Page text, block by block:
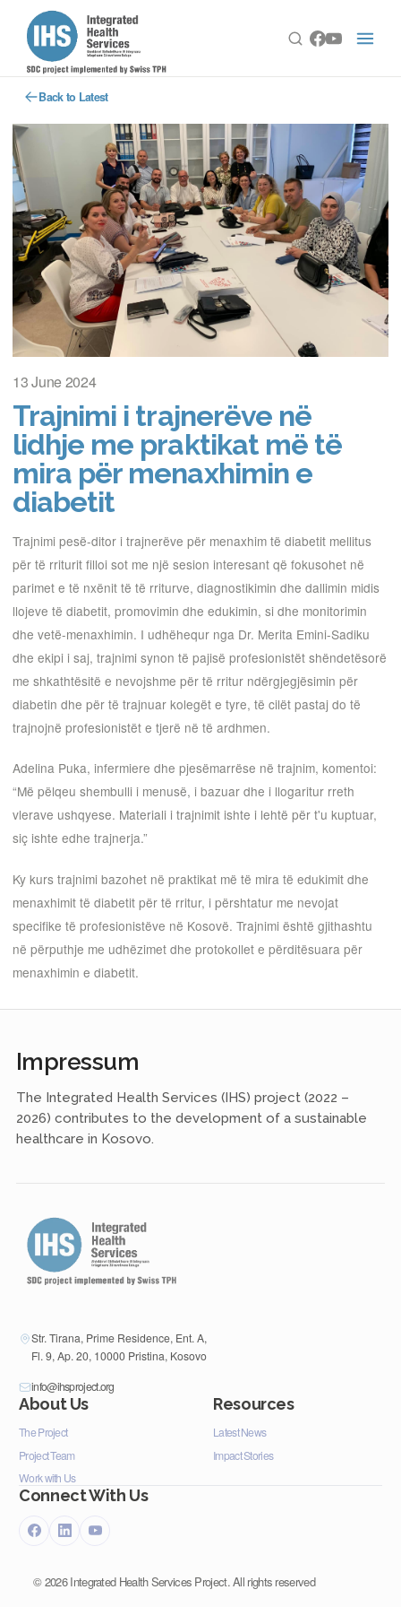
Back to Latest
13 June 2024
Trajnimi i trajnerëve në
lidhje me praktikat më të
mira për menaxhimin e
diabetit
Trajnimi pesë-ditor i trajnerëve për menaxhim të diabetit mellitus
për të rriturit filloi sot me një sesion interesant që fokusohet në
parimet e të nxënit të të rriturve, diagnostikimin dhe dallimin midis
llojeve të diabetit, promovimin dhe edukimin, si dhe monitorimin
dhe vetë-menaxhimin. I udhëhequr nga Dr. Merita Emini-Sadiku
dhe ekipi i saj, trajnimi synon të pajisë profesionistët shëndetësorë
me shkathtësitë e nevojshme për të rritur ndërgjegjësimin për
diabetin dhe për të trajnuar kolegët e tyre, të cilët pastaj do të
trajnojnë profesionistët e tjerë në të ardhmen.
Adelina Puka, infermiere dhe pjesëmarrëse në trajnim, komentoi:
“Më pëlqeu shembulli i menusë, i bazuar dhe i llogaritur rreth
vlerave ushqyese. Materiali i trajnimit ishte i lehtë për t'u kuptuar,
siç ishte edhe trajnerja.”
Ky kurs trajnimi bazohet në praktikat më të mira të edukimit dhe
menaxhimit të diabetit për të rritur, i përshtatur me nevojat
specifike të profesionistëve në Kosovë. Trajnimi është gjithashtu
në përputhje me udhëzimet dhe protokollet e përditësuara për
menaxhimin e diabetit.
Impressum
The Integrated Health Services (IHS) project (2022 –
2026) contributes to the development of a sustainable
healthcare in Kosovo.
Str. Tirana, Prime Residence, Ent. A,
Fl. 9, Ap. 20, 10000 Pristina, Kosovo
info@ihsproject.org
About Us
The Project
Project Team
Work with Us
Resources
Latest News
Impact Stories
Connect With Us
©2026Integrated Health Services Project. All rights reserved